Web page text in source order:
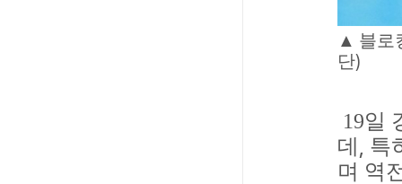
▲ 블로
단)
19일
데 , 특
며 역